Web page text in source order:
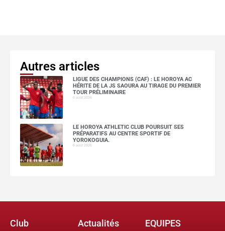
Autres articles
LIGUE DES CHAMPIONS (CAF) : LE HOROYA AC
HÉRITE DE LA JS SAOURA AU TIRAGE DU PREMIER
TOUR PRÉLIMINAIRE
6 août 2026
LE HOROYA ATHLETIC CLUB POURSUIT SES
PRÉPARATIFS AU CENTRE SPORTIF DE
YOROKOGUIA.
6 août 2026
Club Actualités EQUIPES